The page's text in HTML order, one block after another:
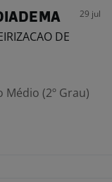
29 jul
DE
Médio (2º Grau)